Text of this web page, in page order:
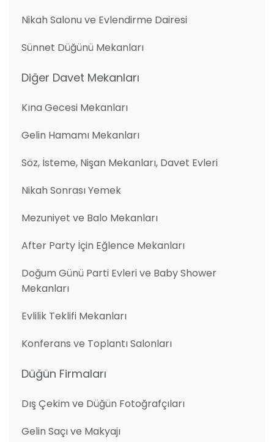
Nikah Salonu ve Evlendirme Dairesi
Sünnet Düğünü Mekanları
Diğer Davet Mekanları
Kına Gecesi Mekanları
Gelin Hamamı Mekanları
Söz, İsteme, Nişan Mekanları, Davet Evleri
Nikah Sonrası Yemek
Mezuniyet ve Balo Mekanları
After Party İçin Eğlence Mekanları
Doğum Günü Parti Evleri ve Baby Shower
Mekanları
Evlilik Teklifi Mekanları
Konferans ve Toplantı Salonları
Düğün Firmaları
Dış Çekim ve Düğün Fotoğrafçıları
Gelin Saçı ve Makyajı